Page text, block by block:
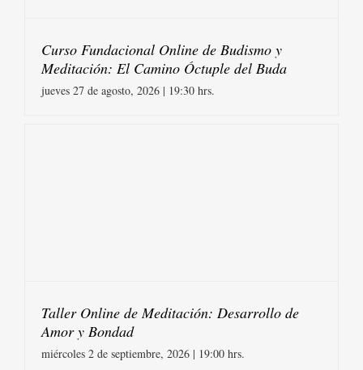
Curso Fundacional Online de Budismo y
Meditación: El Camino Óctuple del Buda
jueves 27 de agosto, 2026 | 19:30 hrs.
Taller Online de Meditación: Desarrollo de
Amor y Bondad
miércoles 2 de septiembre, 2026 | 19:00 hrs.